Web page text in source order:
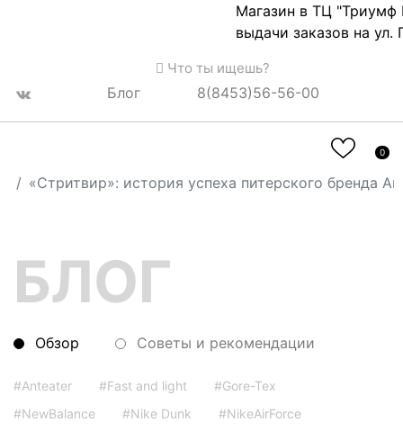
Магазин в ТЦ "Триумф
выдачи заказов на ул.
Что ты ищешь?
Блог 8(8453)56-56-00
0
«Стритвир»: история успеха питерского бренда
БЛОГ
Обзор Советы и рекомендации
#Anteater #Fast and light
#Gore-Tex
#NewBalance
#Nike Dunk
#NikeAirForce